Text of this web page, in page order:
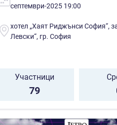
септември-2025 19:00
хотел „Хаят Риджънси София“,
Левски“, гр. София
Участници
79